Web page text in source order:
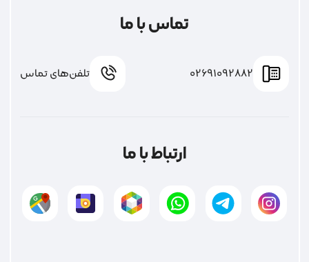
تماس با ما
02691092882 تلفن‌های تماس
ارتباط با ما